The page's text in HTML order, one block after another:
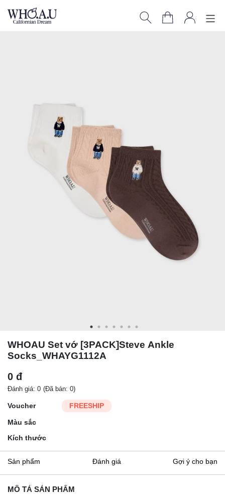
WHOAU Set vớ [3PACK]Steve Ankle
Socks_WHAYG1112A
0 đ
Đánh giá: 0 (Đã bán: 0)
Voucher FREESHIP
Màu sắc
Kích thước
Sản phẩm Đánh giá Gợi ý cho bạn
MÔ TẢ SẢN PHẨM